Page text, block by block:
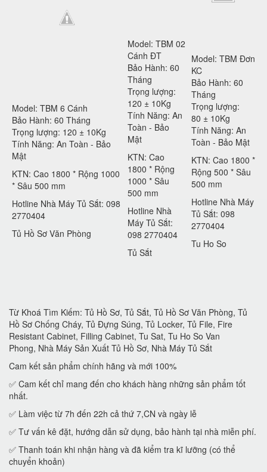
Model: TBM 6 Cánh
Bảo Hành: 60 Tháng
Trọng lượng: 120 ± 10Kg
Tính Năng: An Toàn - Bảo
Mật
KTN: Cao 1800 * Rộng 1000
* Sâu 500 mm
Hotline Nhà Máy Tủ Sắt: 098
2770404
Tủ Hồ Sơ Văn Phòng
Model: TBM 02
Cánh ĐT
Bảo Hành: 60
Tháng
Trọng lượng:
120 ± 10Kg
Tính Năng: An
Toàn - Bảo
Mật
KTN: Cao
1800 * Rộng
1000 * Sâu
500 mm
Hotline Nhà
Máy Tủ Sắt:
098 2770404
Tủ Sắt
Model: TBM Đơn
KC
Bảo Hành: 60
Tháng
Trọng lượng:
80 ± 10Kg
Tính Năng: An
Toàn - Bảo Mật
KTN: Cao 1800 *
Rộng 500 * Sâu
500 mm
Hotline Nhà Máy
Tủ Sắt: 098
2770404
Tu Ho So
Từ Khoá Tìm Kiếm: Tủ Hồ Sơ, Tủ Sắt, Tủ Hồ Sơ Văn Phòng, Tủ
Hồ Sơ Chống Cháy, Tủ Đựng Súng, Tủ Locker, Tủ File, Fire
Resistant Cabinet, Filling Cabinet, Tu Sat, Tu Ho So Van
Phong, Nhà Máy Sản Xuất Tủ Hồ Sơ, Nhà Máy Tủ Sắt
Cam kết sản phẩm chính hãng và mới 100%
✅ Cam kết chỉ mang đến cho khách hàng những sản phẩm tốt
nhất.
✅ Làm việc từ 7h đến 22h cả thứ 7,CN và ngày lễ
✅ Tư vấn kê đặt, hướng dẫn sử dụng, bảo hành tại nhà miễn phí.
✅ Thanh toán khi nhận hàng và đã kiểm tra kĩ lưỡng (có thể
chuyển khoản)